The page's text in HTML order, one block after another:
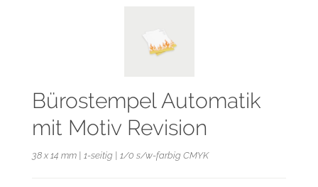
Bürostempel Automatik
mit Motiv Revision
38 x 14 mm | 1-seitig | 1/0 s/w-farbig CMYK